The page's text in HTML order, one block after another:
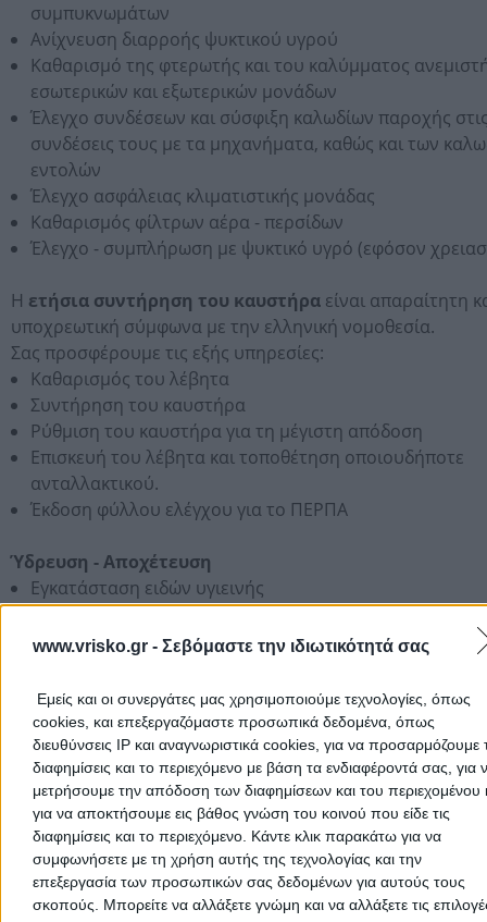
www.vrisko.gr - Σεβόμαστε την ιδιωτικότητά σας
Εμείς και οι συνεργάτες μας χρησιμοποιούμε τεχνολογίες, όπως
cookies, και επεξεργαζόμαστε προσωπικά δεδομένα, όπως
διευθύνσεις IP και αναγνωριστικά cookies, για να προσαρμόζουμε
διαφημίσεις και το περιεχόμενο με βάση τα ενδιαφέροντά σας, για
μετρήσουμε την απόδοση των διαφημίσεων και του περιεχομένου
για να αποκτήσουμε εις βάθος γνώση του κοινού που είδε τις
διαφημίσεις και το περιεχόμενο. Κάντε κλικ παρακάτω για να
συμφωνήσετε με τη χρήση αυτής της τεχνολογίας και την
επεξεργασία των προσωπικών σας δεδομένων για αυτούς τους
σκοπούς. Μπορείτε να αλλάξετε γνώμη και να αλλάξετε τις
συμπυκνωμάτων
Ανίχνευση διαρροής ψυκτικού υγρού
Καθαρισμό της φτερωτής και του καλύμματος
εσωτερικών και εξωτερικών μονάδων
Έλεγχο συνδέσεων και σύσφιξη καλωδίων παροχής
συνδέσεις τους με τα μηχανήματα, καθώς και των
εντολών
Έλεγχο ασφάλειας κλιματιστικής μονάδας
Καθαρισμός φίλτρων αέρα - περσίδων
Έλεγχο - συμπλήρωση με ψυκτικό υγρό (εφόσον
Η ετήσια συντήρηση του καυστήρα είναι απαραίτητη
υποχρεωτική σύμφωνα με την ελληνική νομοθεσία.
Σας προσφέρουμε τις εξής υπηρεσίες:
Καθαρισμός του λέβητα
Συντήρηση του καυστήρα
Ρύθμιση του καυστήρα για τη μέγιστη απόδοση
Επισκευή του λέβητα και τοποθέτηση οποιουδήποτε
ανταλλακτικού.
Έκδοση φύλλου ελέγχου για το ΠΕΡΠΑ
Ύδρευση - Αποχέτευση
Εγκατάσταση ειδών υγιεινής
Εγκατάσταση λεβητοστασίων
Αντικατάσταση κεντρικών στηλών αποχέτευσης και
Ανακαινίσεις υδραυλικών εγκαταστάσεων
Βλάβες όλων των ειδών
Στοιχεία Αναζήτησης:Επισκευη Service,Κλιματιστικα
Κλιματιστικων Aircondition, Τοποθετηση Εγκατασταση,
Συντηρηση Service,Επισκευη Καθαρισμος,Λεβητας
Ψυγεια Ψυγειων Ψυγειου,Fujitsu Mitsubishi, Daikin